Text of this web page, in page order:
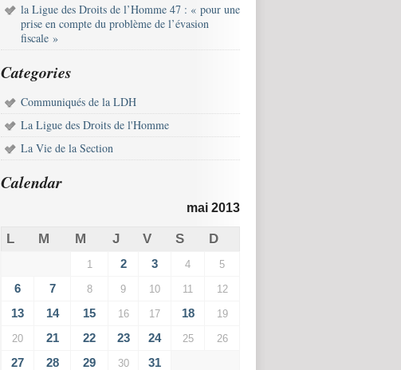
la Ligue des Droits de l’Homme 47 : « pour une
prise en compte du problème de l’évasion
fiscale »
Categories
Communiqués de la LDH
La Ligue des Droits de l'Homme
La Vie de la Section
Calendar
mai 2013
L M M J V S D
1 2 3 4 5
6 7 8 9 10 11 12
13 14 15 16 17 18 19
20 21 22 23 24 25 26
27 28 29 30 31